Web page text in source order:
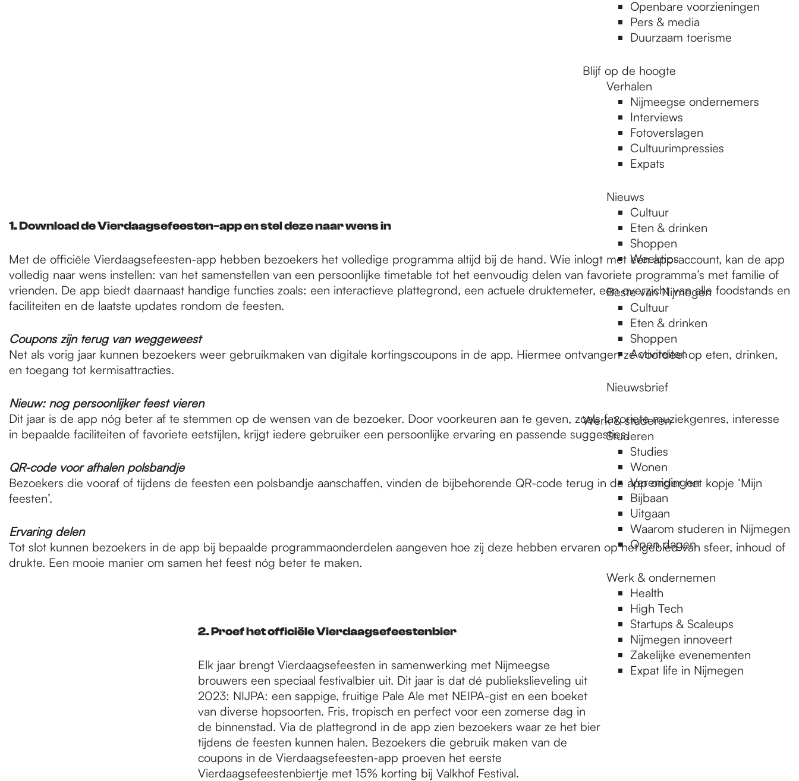
Openbare voorzieningen
Pers & media
Duurzaam toerisme
Blijf op de hoogte
Verhalen
Nijmeegse ondernemers
Interviews
Fotoverslagen
Cultuurimpressies
Expats
Nieuws
Cultuur
Eten & drinken
Shoppen
Weektips
Beste van Nijmegen
Cultuur
Eten & drinken
Shoppen
Activiteiten
Nieuwsbrief
Werk & studeren
Studeren
Studies
Wonen
Verenigingen
Bijbaan
Uitgaan
Waarom studeren in Nijmegen
Open dagen
Werk & ondernemen
Health
High Tech
Startups & Scaleups
Nijmegen innoveert
Zakelijke evenementen
Expat life in Nijmegen
1. Download de Vierdaagsefeesten-app en stel deze naar wens in
Met de officiële Vierdaagsefeesten-app hebben bezoekers het volledige programma altijd bij de hand. Wie inlogt met een app-account, kan de app
volledig naar wens instellen: van het samenstellen van een persoonlijke timetable tot het eenvoudig delen van favoriete programma’s met familie of
vrienden. De app biedt daarnaast handige functies zoals: een interactieve plattegrond, een actuele druktemeter, een overzicht van alle foodstands en
faciliteiten en de laatste updates rondom de feesten.
Coupons zijn terug van weggeweest
Net als vorig jaar kunnen bezoekers weer gebruikmaken van digitale kortingscoupons in de app. Hiermee ontvangen ze voordeel op eten, drinken,
en toegang tot kermisattracties.
Nieuw: nog persoonlijker feest vieren
Dit jaar is de app nóg beter af te stemmen op de wensen van de bezoeker. Door voorkeuren aan te geven, zoals favoriete muziekgenres, interesse
in bepaalde faciliteiten of favoriete eetstijlen, krijgt iedere gebruiker een persoonlijke ervaring en passende suggesties.
QR-code voor afhalen polsbandje
Bezoekers die vooraf of tijdens de feesten een polsbandje aanschaffen, vinden de bijbehorende QR-code terug in de app onder het kopje ‘Mijn
feesten’.
Ervaring delen
Tot slot kunnen bezoekers in de app bij bepaalde programmaonderdelen aangeven hoe zij deze hebben ervaren op het gebied van sfeer, inhoud of
drukte. Een mooie manier om samen het feest nóg beter te maken.
2. Proef het officiële Vierdaagsefeestenbier
Elk jaar brengt Vierdaagsefeesten in samenwerking met Nijmeegse
brouwers een speciaal festivalbier uit. Dit jaar is dat dé publiekslieveling uit
2023: NIJPA: een sappige, fruitige Pale Ale met NEIPA-gist en een boeket
van diverse hopsoorten. Fris, tropisch en perfect voor een zomerse dag in
de binnenstad. Via de plattegrond in de app zien bezoekers waar ze het bier
tijdens de feesten kunnen halen. Bezoekers die gebruik maken van de
coupons in de Vierdaagsefeesten-app proeven het eerste
Vierdaagsefeestenbiertje met 15% korting bij Valkhof Festival.